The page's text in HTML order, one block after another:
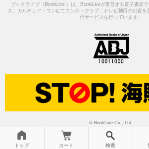
ブックライブ（BookLive!）は、BookLiveが運営する電子書店
ス、カルチュア・コンビニエンス・クラブ、テレビ朝日の出資
信サービスを行っています。
© BookLive Co., Ltd.
トップ カート 検索